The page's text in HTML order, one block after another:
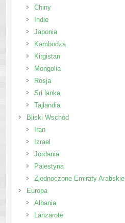
Chiny
Indie
Japonia
Kambodża
Kirgistan
Mongolia
Rosja
Sri lanka
Tajlandia
Bliski Wschód
Iran
Izrael
Jordania
Palestyna
Zjednoczone Emiraty Arabskie
Europa
Albania
Lanzarote